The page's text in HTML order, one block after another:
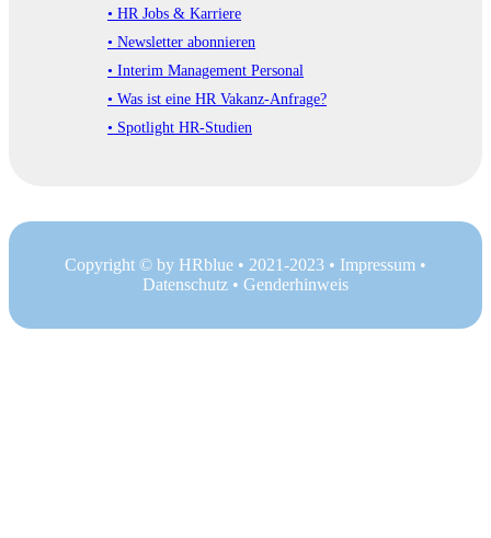
• HR Jobs & Karriere
• Newsletter abonnieren
• Interim Management Personal
• Was ist eine HR Vakanz-Anfrage?
• Spotlight HR-Studien
Copyright © by HRblue • 2021-2023 • Impressum •
Datenschutz • Genderhinweis